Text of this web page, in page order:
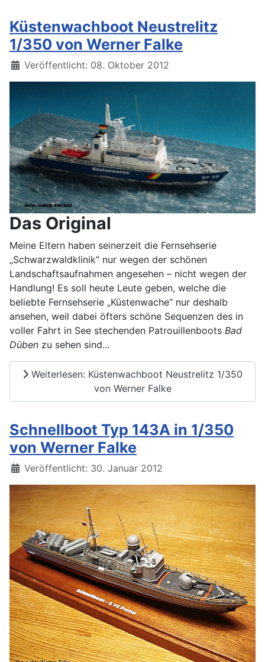
Küstenwachboot Neustrelitz
1/350 von Werner Falke
Details
Veröffentlicht: 08. Oktober 2012
Das Original
Meine Eltern haben seinerzeit die Fernsehserie
„Schwarzwaldklinik“ nur wegen der schönen
Landschaftsaufnahmen angesehen – nicht wegen der
Handlung! Es soll heute Leute geben, welche die
beliebte Fernsehserie „Küstenwache“ nur deshalb
ansehen, weil dabei öfters schöne Sequenzen des in
voller Fahrt in See stechenden Patrouillenboots Bad
Düben zu sehen sind...
Weiterlesen: Küstenwachboot Neustrelitz 1/350
von Werner Falke
Schnellboot Typ 143A in 1/350
von Werner Falke
Details
Veröffentlicht: 30. Januar 2012